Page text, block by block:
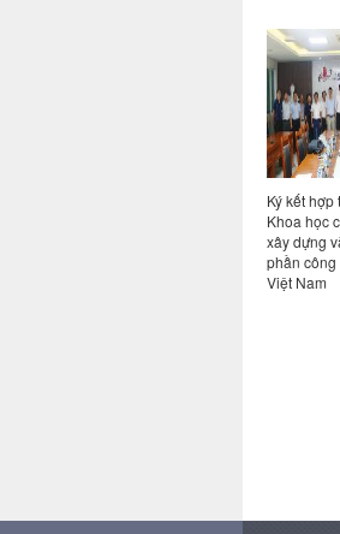
Ký kết hợp
Khoa học
xây dựng
phần công
Việt Nam